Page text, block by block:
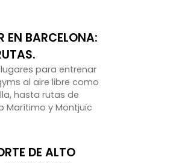
EN BARCELONA:
para entrenar
al aire libre como
hasta rutas de
Marítimo y Montjuïc
DE ALTO